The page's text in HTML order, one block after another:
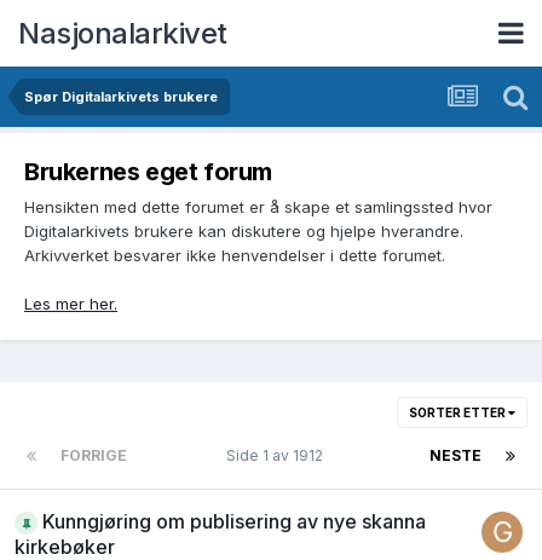
Nasjonalarkivet
Spør Digitalarkivets brukere
Brukernes eget forum
Hensikten med dette forumet er å skape et samlingssted hvor
Digitalarkivets brukere kan diskutere og hjelpe hverandre.
Arkivverket besvarer ikke henvendelser i dette forumet.
Les mer her.
SORTER ETTER
FORRIGE NESTE
Side 1 av 1912
Kunngjøring om publisering av nye skanna
kirkebøker